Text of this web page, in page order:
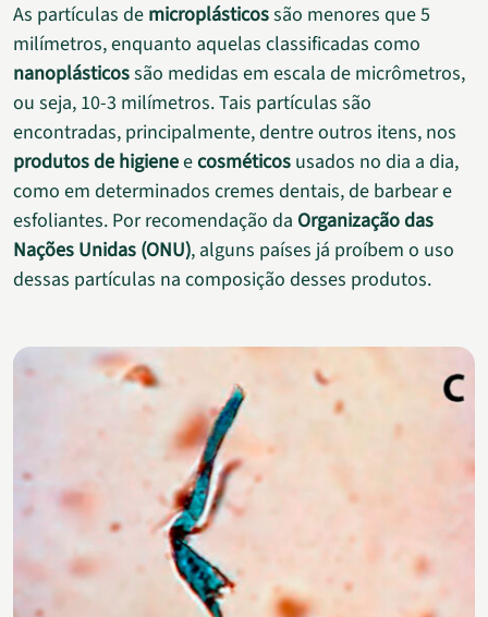
As partículas de microplásticossão menores que 5
milímetros, enquanto aquelas classificadas como
nanoplásticossão medidas em escala de micrômetros,
ou seja, 10-3 milímetros. Tais partículas são
encontradas, principalmente, dentre outros itens, nos
produtos de higieneecosméticos usados no dia a dia,
como em determinados cremes dentais, de barbear e
esfoliantes. Por recomendação da Organização das
Nações Unidas (ONU), alguns países já proíbem o uso
dessas partículas na composição desses produtos.